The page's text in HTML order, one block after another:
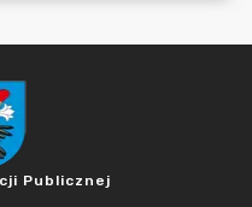
Publicznej